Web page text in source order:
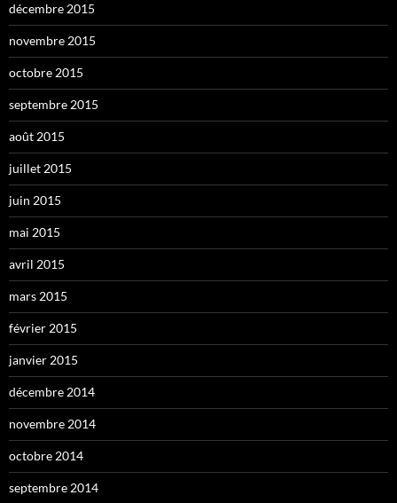
décembre 2015
novembre 2015
octobre 2015
septembre 2015
août 2015
juillet 2015
juin 2015
mai 2015
avril 2015
mars 2015
février 2015
janvier 2015
décembre 2014
novembre 2014
octobre 2014
septembre 2014